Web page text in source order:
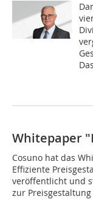
Whitepaper
Cosuno hat das
Effiziente
veröffentlicht und
zur Preisgestaltung